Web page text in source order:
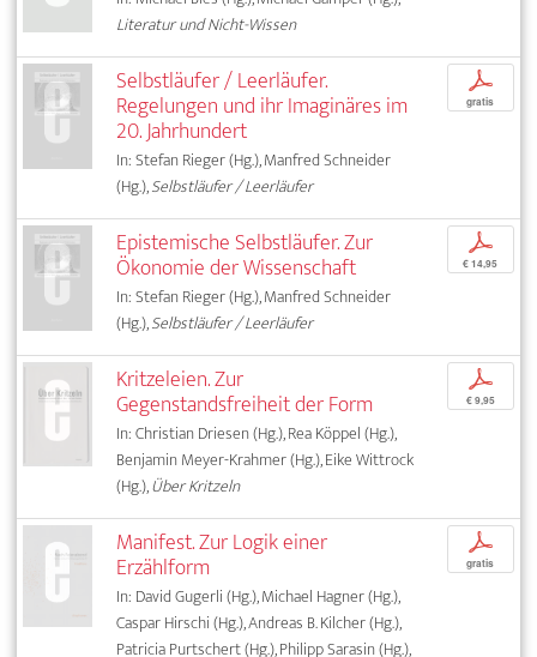
Literatur und Nicht-Wissen
Selbstläufer / Leerläufer.
Regelungen und ihr Imaginäres im
20. Jahrhundert
In: Stefan Rieger (Hg.), Manfred Schneider
(Hg.),Selbstläufer / Leerläufer
p
gratis
Epistemische Selbstläufer. Zur
Ökonomie der Wissenschaft
In: Stefan Rieger (Hg.), Manfred Schneider
(Hg.),Selbstläufer / Leerläufer
p
€ 14,95
Kritzeleien. Zur
Gegenstandsfreiheit der Form
In: Christian Driesen (Hg.), Rea Köppel (Hg.),
Benjamin Meyer-Krahmer (Hg.), Eike Wittrock
(Hg.),Über Kritzeln
p
€ 9,95
Manifest. Zur Logik einer
Erzählform
In: David Gugerli (Hg.), Michael Hagner (Hg.),
Caspar Hirschi (Hg.), Andreas B. Kilcher (Hg.),
Patricia Purtschert (Hg.), Philipp Sarasin (Hg.),
p
gratis